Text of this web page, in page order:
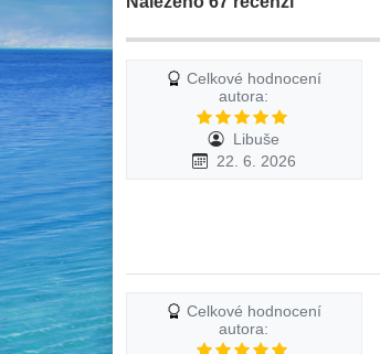
Celkové hodnocení
autora:
Libuše
22. 6. 2026
Celkové hodnocení
autora: